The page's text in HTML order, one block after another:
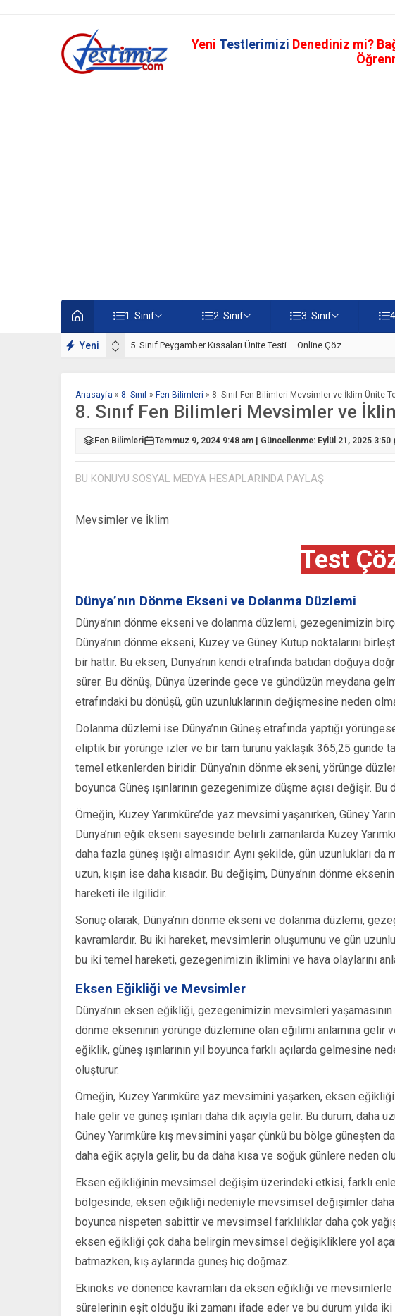
Yeni Testlerimizi Denediniz mi?
1. Sınıf 2. Sınıf 3. Sınıf
Yeni 5. Sınıf Peygamber Kıssaları Ünite Testi – Online Çöz
Anasayfa » 8. Sınıf » Fen Bilimleri » 8. Sınıf Fen Bilimleri Mevsimler ve İklim Ünite
8. Sınıf Fen Bilimleri Mevsimler ve
Fen Bilimleri Temmuz 9, 2024 9:48 am | Güncellenme: Eylül 21, 2025 3:50
BU KONUYU SOSYAL MEDYA HESAPLARINDA PAYLAŞ
Mevsimler ve İklim
Test
Dünya’nın Dönme Ekseni ve Dolanma Düzlemi
Dünya’nın dönme ekseni ve dolanma düzlemi, gezegenimizin
Dünya’nın dönme ekseni, Kuzey ve Güney Kutup noktalarını
bir hattır. Bu eksen, Dünya’nın kendi etrafında batıdan doğuya
sürer. Bu dönüş, Dünya üzerinde gece ve gündüzün meydana
etrafındaki bu dönüşü, gün uzunluklarının değişmesine neden
Dolanma düzlemi ise Dünya’nın Güneş etrafında yaptığı
eliptik bir yörünge izler ve bir tam turunu yaklaşık 365,25 günde
temel etkenlerden biridir. Dünya’nın dönme ekseni, yörünge
boyunca Güneş ışınlarının gezegenimize düşme açısı değişir.
Örneğin, Kuzey Yarımküre’de yaz mevsimi yaşanırken, Güney
Dünya’nın eğik ekseni sayesinde belirli zamanlarda Kuzey
daha fazla güneş ışığı almasıdır. Aynı şekilde, gün uzunlukları
uzun, kışın ise daha kısadır. Bu değişim, Dünya’nın dönme
hareketi ile ilgilidir.
Sonuç olarak, Dünya’nın dönme ekseni ve dolanma düzlemi,
kavramlardır. Bu iki hareket, mevsimlerin oluşumunu ve gün
bu iki temel hareketi, gezegenimizin iklimini ve hava olaylarını
Eksen Eğikliği ve Mevsimler
Dünya’nın eksen eğikliği, gezegenimizin mevsimleri
dönme ekseninin yörünge düzlemine olan eğilimi anlamına gelir
eğiklik, güneş ışınlarının yıl boyunca farklı açılarda gelmesine
oluşturur.
Örneğin, Kuzey Yarımküre yaz mevsimini yaşarken, eksen
hale gelir ve güneş ışınları daha dik açıyla gelir. Bu durum, daha
Güney Yarımküre kış mevsimini yaşar çünkü bu bölge güneşten
daha eğik açıyla gelir, bu da daha kısa ve soğuk günlere neden
Eksen eğikliğinin mevsimsel değişim üzerindeki etkisi, farklı
bölgesinde, eksen eğikliği nedeniyle mevsimsel değişimler daha
boyunca nispeten sabittir ve mevsimsel farklılıklar daha çok
eksen eğikliği çok daha belirgin mevsimsel değişikliklere yol
batmazken, kış aylarında güneş hiç doğmaz.
Ekinoks ve dönence kavramları da eksen eğikliği ve
sürelerinin eşit olduğu iki zamanı ifade eder ve bu durum yılda